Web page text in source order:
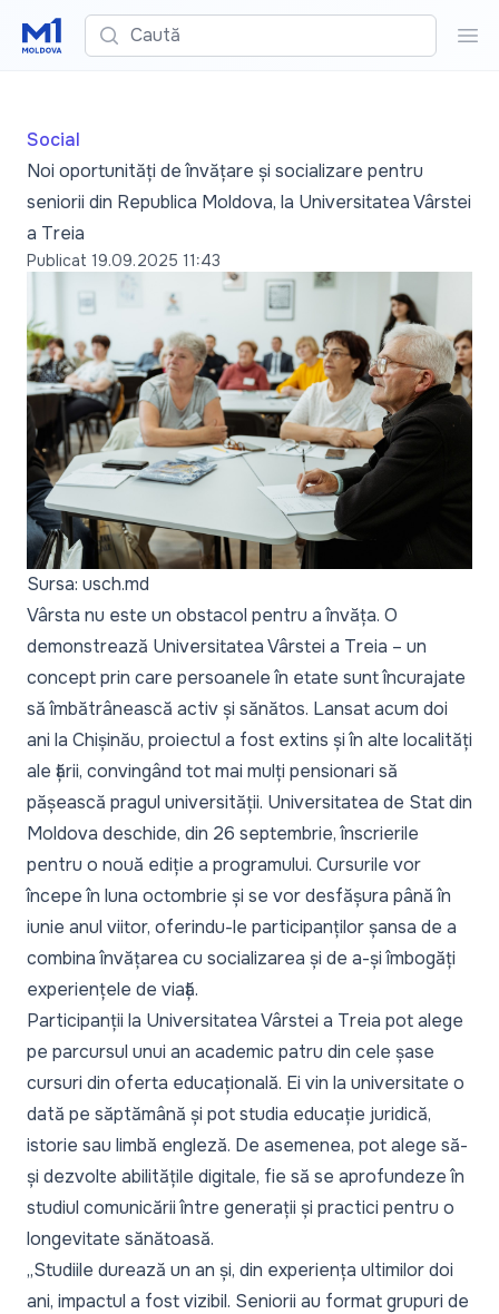
Caută
Social
Noi oportunități de învățare și socializare pentru
seniorii din Republica Moldova, la Universitatea Vârstei
a Treia
Publicat 19.09.2025 11:43
Sursa: usch.md
Vârsta nu este un obstacol pentru a învăța. O
demonstrează Universitatea Vârstei a Treia – un
concept prin care persoanele în etate sunt încurajate
să îmbătrânească activ și sănătos. Lansat acum doi
ani la Chișinău, proiectul a fost extins și în alte localități
ale țării, convingând tot mai mulți pensionari să
pășească pragul universității. Universitatea de Stat din
Moldova deschide, din 26 septembrie, înscrierile
pentru o nouă ediție a programului. Cursurile vor
începe în luna octombrie și se vor desfășura până în
iunie anul viitor, oferindu-le participanților șansa de a
combina învățarea cu socializarea și de a-și îmbogăți
experiențele de viață.
Participanții la Universitatea Vârstei a Treia pot alege
pe parcursul unui an academic patru din cele șase
cursuri din oferta educațională. Ei vin la universitate o
dată pe săptămână și pot studia educație juridică,
istorie sau limbă engleză. De asemenea, pot alege să-
și dezvolte abilitățile digitale, fie să se aprofundeze în
studiul comunicării între generații și practici pentru o
longevitate sănătoasă.
„Studiile durează un an și, din experiența ultimilor doi
ani, impactul a fost vizibil. Seniorii au format grupuri de